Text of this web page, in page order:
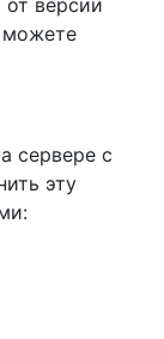
версии
можете
сервере с
эту